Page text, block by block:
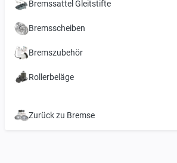
Bremssattel Gleitstifte
Bremsscheiben
Bremszubehör
Rollerbeläge
Zurück zu Bremse